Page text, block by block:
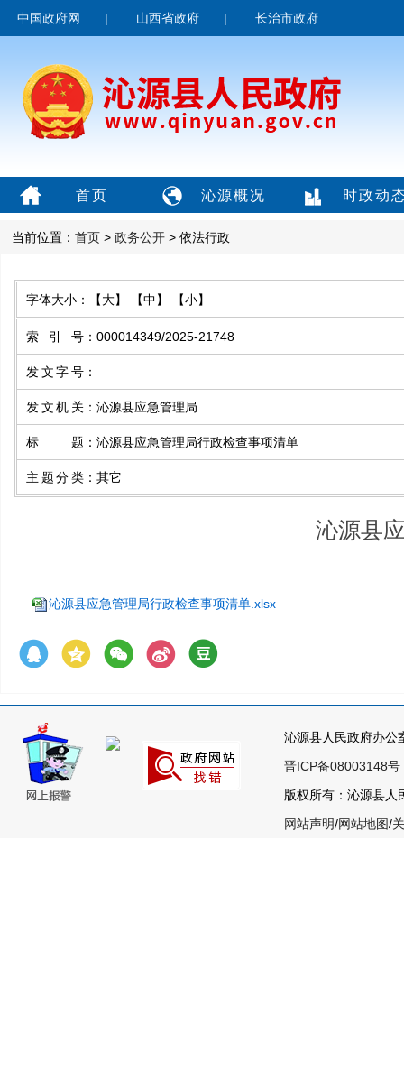
中国政府网 | 山西省政府 | 长治市政府
首页 沁源概况 时政动
当前位置： 首页 > 政务公开 > 依法行政
字体大小： 【大】 【中】 【小】
索引号 ： 000014349/2025-21748
发文字号 ：
发文机关 ： 沁源县应急管理局
标题 ： 沁源县应急管理局行政检查事项清单
主题分类 ： 其它
沁源县
沁源县应急管理局行政检查事项清单.xlsx
沁源县人民政府办
晋ICP备08003148号
版权所有：沁源县
网站声明/网站地图/